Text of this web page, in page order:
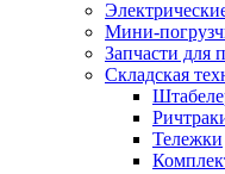
Мини-
Запчасти для
Складская
Тележки